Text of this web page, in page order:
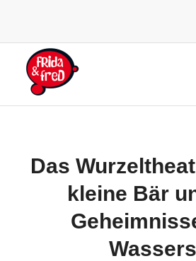
Das
kleine Bär